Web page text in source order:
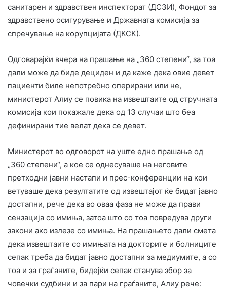
санитарен и здравствен инспекторат (ДСЗИ), Фондот за
здравствено осигурување и Државната комисија за
спречување на корупцијата (ДКСК).
Одговарајќи вчера на прашање на „360 степени“, за тоа
дали може да биде дециден и да каже дека овие девет
пациенти биле непотребно оперирани или не,
министерот Алиу се повика на извештаите од стручната
комисија кои покажале дека од 13 случаи што беа
дефинирани тие велат дека се девет.
Министерот во одговорот на уште едно прашање од
„360 степени“, а кое се однесуваше на неговите
претходни јавни настапи и прес-конференции на кои
ветуваше дека резултатите од извештајот ќе бидат јавно
достапни, рече дека во оваа фаза не може да прави
сензација со имиња, затоа што со тоа повредува други
закони ако излезе со имиња. На прашањето дали смета
дека извештаите со имињата на докторите и болниците
сепак треба да бидат јавно достапни за медиумите, а со
тоа и за граѓаните, бидејќи сепак станува збор за
човечки судбини и за пари на граѓаните, Алиу рече: